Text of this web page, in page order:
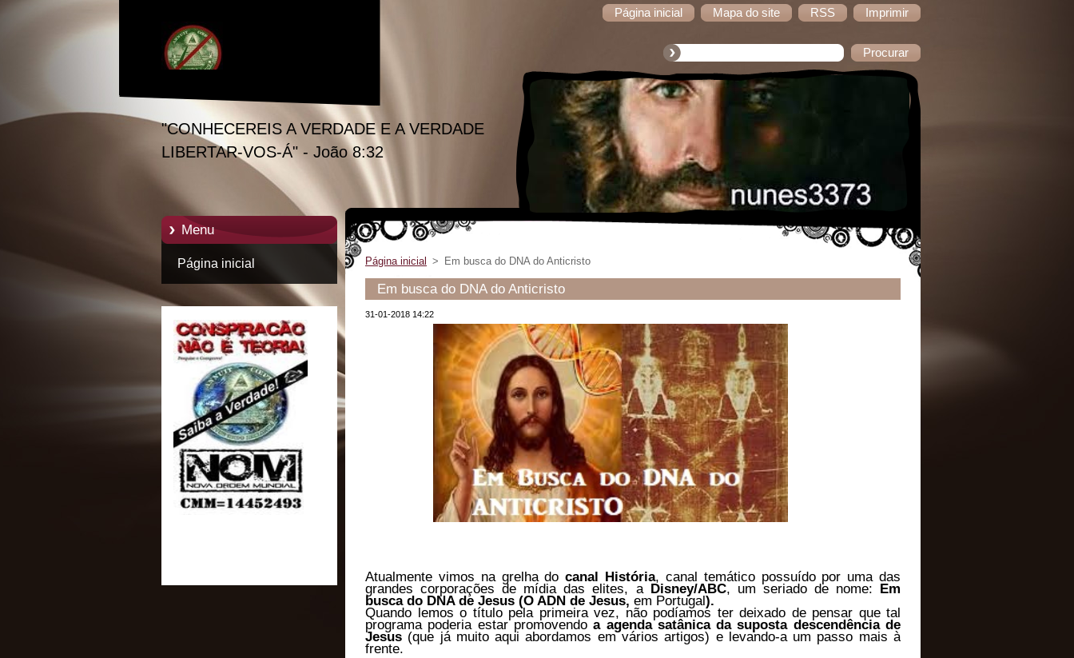
Página inicial Mapa do site RSS Imprimir
"CONHECEREIS A VERDADE E A VERDADE
LIBERTAR-VOS-Á" - João 8:32
Menu
Página inicial Página inicial > Em busca do DNA do Anticristo
Em busca do DNA do Anticristo
31-01-2018 14:22
Atualmente vimos na grelha docanal História, canal temático possuído por uma das
grandes corporações de mídia das elites, a Disney/ABC, um seriado de nome: Em
busca do DNA de Jesus (O ADN de Jesus, em Portugal).
Quando lemos o título pela primeira vez, não podíamos ter deixado de pensar que tal
programa poderia estar promovendoa agenda satânica da suposta descendência de
Jesus (que já muito aqui abordamos em vários artigos) e levando-a um passo mais à
frente.